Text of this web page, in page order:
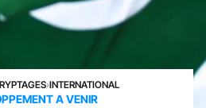
›INTERNATIONAL
A VENIR